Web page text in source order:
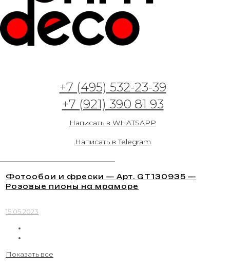
+7 (495) 532-23-39
+7 (921) 390 81 93
Написать в WHATSAPP
Написать в Telegram
Фотообои и фрески — Арт. GT130935 —
Розовые пионы на мраморе
15.05.2023
Показать все